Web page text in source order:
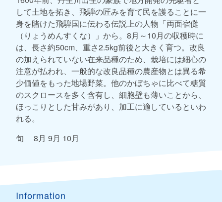
して土地を拓き、飛騨の匠みを育て民を護ることに一
身を賭けた飛騨国に伝わる伝説上の人物「両面宿儺
（りょうめんすくな）」から。8月～10月の収穫時に
は、長さ約50cm、重さ2.5kg前後と大きく育つ。改良
の加えられていない在来品種のため、栽培には細心の
注意が払われ、一般的な改良品種の農産物とは異る希
少価値をもった地場野菜。他のかぼちゃに比べて糖質
のスクロースを多く含有し、細胞壁も薄いことから、
ほっこりとした甘みがあり、加工に適しているといわ
れる。
旬 8月 9月 10月
Information